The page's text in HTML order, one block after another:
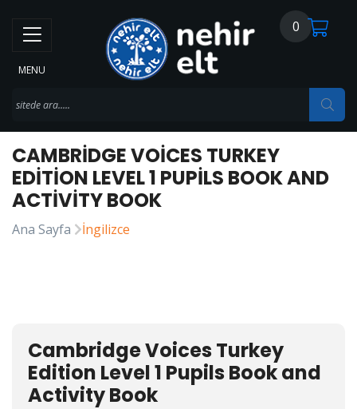
MENU
0
CAMBRIDGE VOICES TURKEY
EDITION LEVEL 1 PUPILS BOOK AND
ACTIVITY BOOK
Ana Sayfa İngilizce
Cambridge Voices Turkey
Edition Level 1 Pupils Book and
Activity Book